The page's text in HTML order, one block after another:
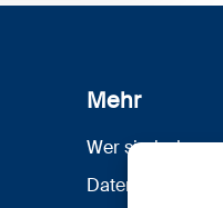
Mehr
Wer sind wir
Datenschutz